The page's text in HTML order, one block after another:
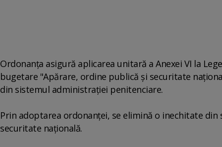
Ordonanţa asigură aplicarea unitară a Anexei VI la
bugetare "Apărare, ordine publică şi securitate
din sistemul administraţiei penitenciare.
Prin adoptarea ordonanţei, se elimină o inechitate
securitate naţională.